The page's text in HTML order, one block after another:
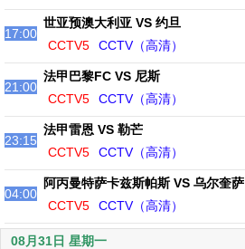
17:00
世亚预澳大利亚 VS 约旦
CCTV5
CCTV（高清）
21:00
法甲巴黎FC VS 尼斯
CCTV5
CCTV（高清）
23:15
法甲雷恩 VS 勒芒
CCTV5
CCTV（高清）
04:00
阿丙曼特萨卡兹斯帕斯 VS 乌尔奎萨
CCTV5
CCTV（高清）
08月31日 星期一